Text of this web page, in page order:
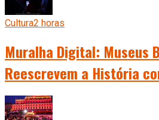
Cultura2 horas
Muralha Digital: Museus
Reescrevem a História